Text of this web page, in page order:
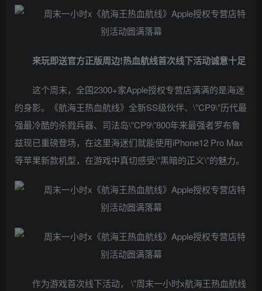
来玩即送官方正版周边!热血航线首次线下活动诚意十足
这个周末，全国2300+家Apple授权专营店满满的是海迷
的身影。《航海王热血航线》全新SS级伙伴、\”CP9\”历代最
强最冷酷的杀戮兵器、司法岛\”CP9\”800年来最强者罗布鲁
兹现已重磅登场，在这里海迷们就能使用iPhone12 Pro Max
等苹果新款机型，在游戏中真切感受\”黑暗的正义\”的魅力。
作为游戏首次线下活动， \”周末一小时x航海王热血航线